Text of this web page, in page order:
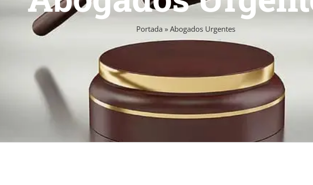
Portada » Abogados Urgentes